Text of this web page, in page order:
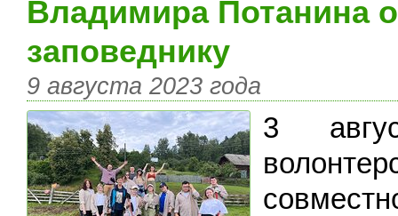
Владимира Потанина
заповеднику
9 августа 2023 года
3